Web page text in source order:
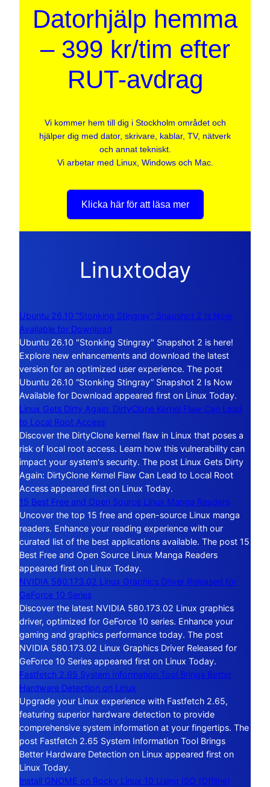
Datorhjälp hemma
– 399 kr/tim efter
RUT-avdrag
Vi kommer hem till dig i Stockholm området och
hjälper dig med dator, skrivare, kablar, TV, nätverk
och annat tekniskt.
Vi arbetar med Linux, Windows och Mac.
Klicka här för att läsa mer
Linuxtoday
Ubuntu 26.10 “Stonking Stingray” Snapshot 2 Is Now
Available for Download
Ubuntu 26.10 "Stonking Stingray" Snapshot 2 is here!
Explore new enhancements and download the latest
version for an optimized user experience. The post
Ubuntu 26.10 “Stonking Stingray” Snapshot 2 Is Now
Available for Download appeared first on Linux Today.
Linux Gets Dirty Again: DirtyClone Kernel Flaw Can Lead
to Local Root Access
Discover the DirtyClone kernel flaw in Linux that poses a
risk of local root access. Learn how this vulnerability can
impact your system's security. The post Linux Gets Dirty
Again: DirtyClone Kernel Flaw Can Lead to Local Root
Access appeared first on Linux Today.
15 Best Free and Open Source Linux Manga Readers
Uncover the top 15 free and open-source Linux manga
readers. Enhance your reading experience with our
curated list of the best applications available. The post 15
Best Free and Open Source Linux Manga Readers
appeared first on Linux Today.
NVIDIA 580.173.02 Linux Graphics Driver Released for
GeForce 10 Series
Discover the latest NVIDIA 580.173.02 Linux graphics
driver, optimized for GeForce 10 series. Enhance your
gaming and graphics performance today. The post
NVIDIA 580.173.02 Linux Graphics Driver Released for
GeForce 10 Series appeared first on Linux Today.
Fastfetch 2.65 System Information Tool Brings Better
Hardware Detection on Linux
Upgrade your Linux experience with Fastfetch 2.65,
featuring superior hardware detection to provide
comprehensive system information at your fingertips. The
post Fastfetch 2.65 System Information Tool Brings
Better Hardware Detection on Linux appeared first on
Linux Today.
Install GNOME on Rocky Linux 10 Using ISO (Offline)